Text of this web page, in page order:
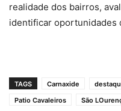
realidade dos bairros,
identificar oportunidades
TAGS Carnaxide
Patio Cavaleiros
São